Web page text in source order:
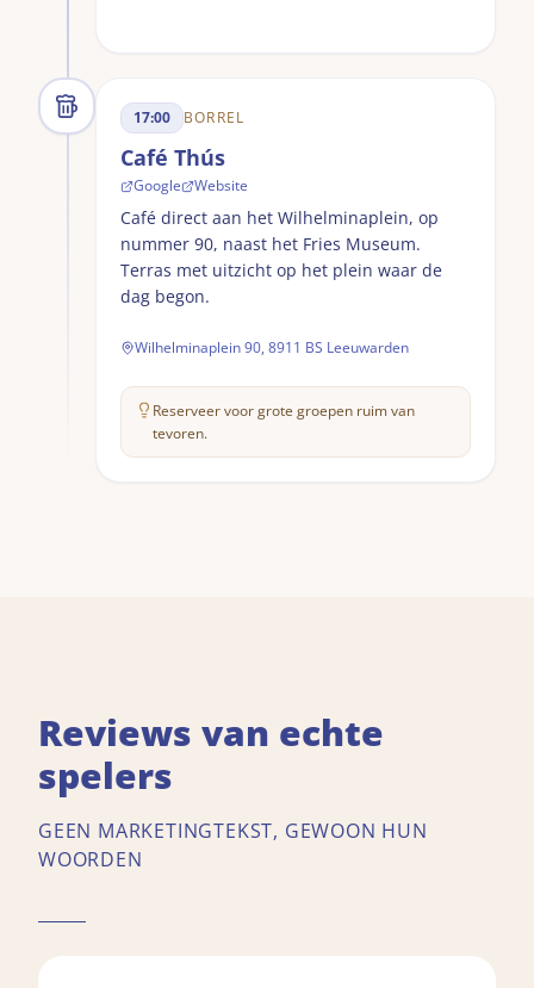
17:00 BORREL
Café Thús
Google Website
Café direct aan het Wilhelminaplein, op
nummer 90, naast het Fries Museum.
Terras met uitzicht op het plein waar de
dag begon.
Wilhelminaplein 90, 8911 BS Leeuwarden
Reserveer voor grote groepen ruim van
tevoren.
Reviews van echte
spelers
GEEN MARKETINGTEKST, GEWOON HUN
WOORDEN